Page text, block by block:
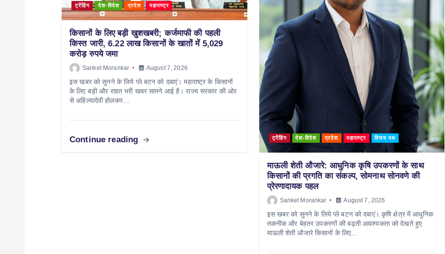
ट्रेंडिंग देश-विदेश प्रदेश महाराष्ट्र
किसानों के लिए बड़ी खुशखबरी; कर्जमाफी की पहली
किस्त जारी, 6.22 लाख किसानों के खातों में 5,029
करोड़ रुपये जमा
Sanket Morankar August 7, 2026
इस खबर को सुनने के लिये प्ले बटन को दबाएं। महाराष्ट्र के किसानों
के लिए बड़ी और राहत भरी खबर सामने आई है। राज्य सरकार की ओर
से अहिल्यादेवी होलकर…
Continue reading ट्रेंडिंग देश-विदेश प्रदेश महाराष्ट्र विजय पथ
माऊली शेती औजारे: आधुनिक कृषि उपकरणों के साथ
किसानों की प्रगति का संकल्प, सोमनाथ सोनवणे की
प्रेरणादायक पहल
Sanket Morankar August 7, 2026
इस खबर को सुनने के लिये प्ले बटन को दबाएं। कृषि क्षेत्र में आधुनिक
तकनीक और बेहतर उपकरणों की बढ़ती आवश्यकता को देखते हुए
माऊली शेती औजारे किसानों के लिए…